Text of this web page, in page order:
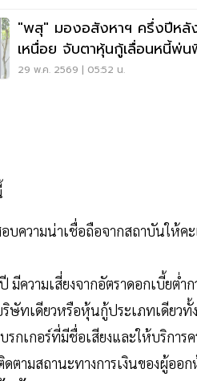
"พสุ" มองอสังหาฯ ครึ่งปีหลั
เหนื่อย จับตาหุ้นกู้เลื่อนหนี้พ่
29 พ.ค. 2569 | 05:52 น.
บความน่าเชื่อถือจากสถาบันให้ค
วามเสี่ยงจากอัตราดอกเบี้ยต่ำก
ษัทเดียวหรือหุ้นกู้ประเภทเดียวทั้
กเกอร์ที่มีชื่อเสียงและให้บริการ
ตามสถานะทางการเงินของผู้ออ